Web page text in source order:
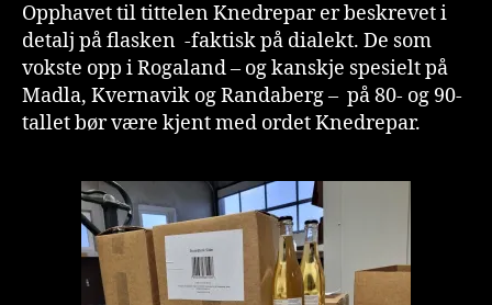
Opphavet til tittelen Knedrepar er beskrevet i
detalj på flasken -faktisk på dialekt. De som
vokste opp i Rogaland – og kanskje spesielt på
Madla, Kvernavik og Randaberg – på 80- og 90-
tallet bør være kjent med ordet Knedrepar.